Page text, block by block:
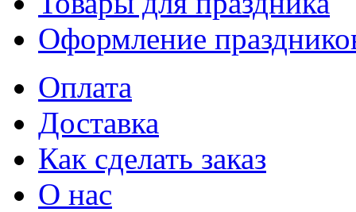
Оформление
Оплата
Доставка
Как сделать заказ
О нас